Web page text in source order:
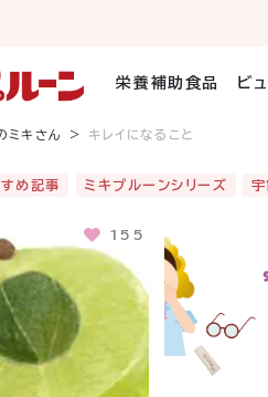
栄養補助食品 ビ
ミキさん キレイになること
め記事 ミキプルーンシリーズ 宇
155